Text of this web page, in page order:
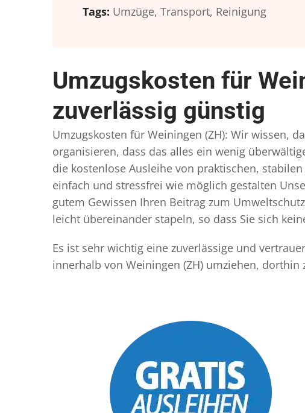
Tags: Umzüge, Transport, Reinigung
Umzugskosten für
zuverlässig günstig
Umzugskosten für Weiningen (ZH): Wir wissen,
organisieren, dass das alles ein wenig
die kostenlose Ausleihe von praktischen,
einfach und stressfrei wie möglich gestalten
gutem Gewissen Ihren Beitrag zum
leicht übereinander stapeln, so dass Sie sich
Es ist sehr wichtig eine zuverlässige und
innerhalb von Weiningen (ZH) umziehen,